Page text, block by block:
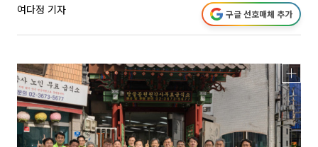
여다정 기자 구글 선호매체 추가